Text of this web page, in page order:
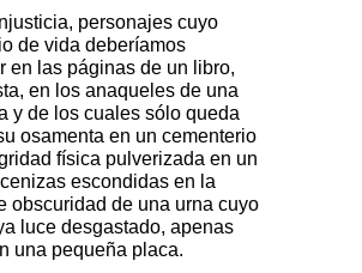
personajes cuyo
de vida deberíamos
en las páginas de un libro,
en los anaqueles de una
y de los cuales sólo queda
osamenta en un cementerio
física pulverizada en un
escondidas en la
obscuridad de una urna cuyo
luce desgastado, apenas
una pequeña placa.